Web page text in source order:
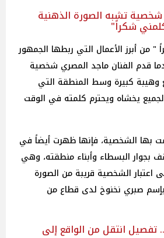
تشبه الصورة الذهنية
شكراً"
من أبرز الأعمال التي ربطها الجمهور
قدم الفنان ماجد المصري شخصية
وهيبة كبيرة وسط المنطقة التي
يخشاه ويحترم كلمته في الوقت
بها الشخصية، فإنها ظهرت أيضاً في
البسطاء وأبناء منطقته، وهي
الشخصية قريبة من الصورة
صبري نخنوخ لدى قطاع من
تفصيل انتقل من الواقع إلى